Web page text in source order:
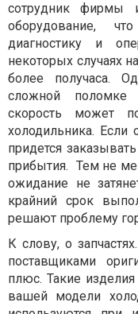
сотрудник фирмы
оборудование,
диагностику и
некоторых случаях
более получаса.
сложной поломке
скорость может
холодильника. Если
придется
прибытия. Тем не
ожидание не
крайний срок
решают проблему
К слову, о
поставщиками
плюс. Такие изделия
вашей модели